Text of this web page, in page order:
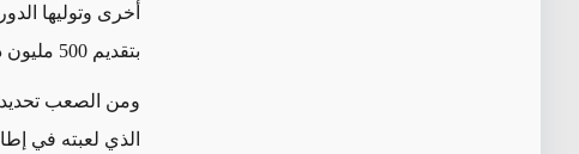
أخرى وتوليها
بتقديم 500 مليون دولار.
ومن الصعب
الذي لعبته في